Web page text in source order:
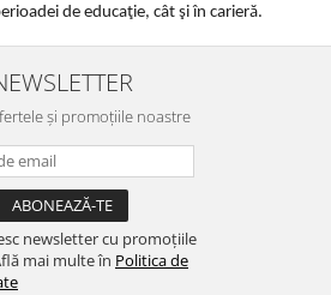
de educaţie, cât şi în carieră.
și promoțiile noastre
newsletter cu promoțiile
mai multe în Politica de